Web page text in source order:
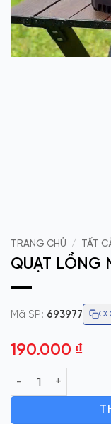
TRANG CHỦ / TẤT
QUẠT LỒNG
Mã SP: 693977
190.000 ₫
QUẠT LỒNG NHỰA